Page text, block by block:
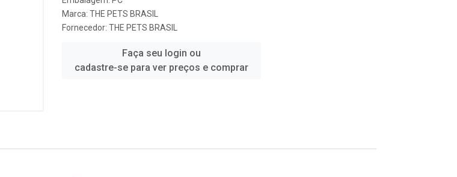
Marca: THE PETS BRASIL
Fornecedor: THE PETS BRASIL
Faça seu login ou
cadastre-se para ver preços e comprar